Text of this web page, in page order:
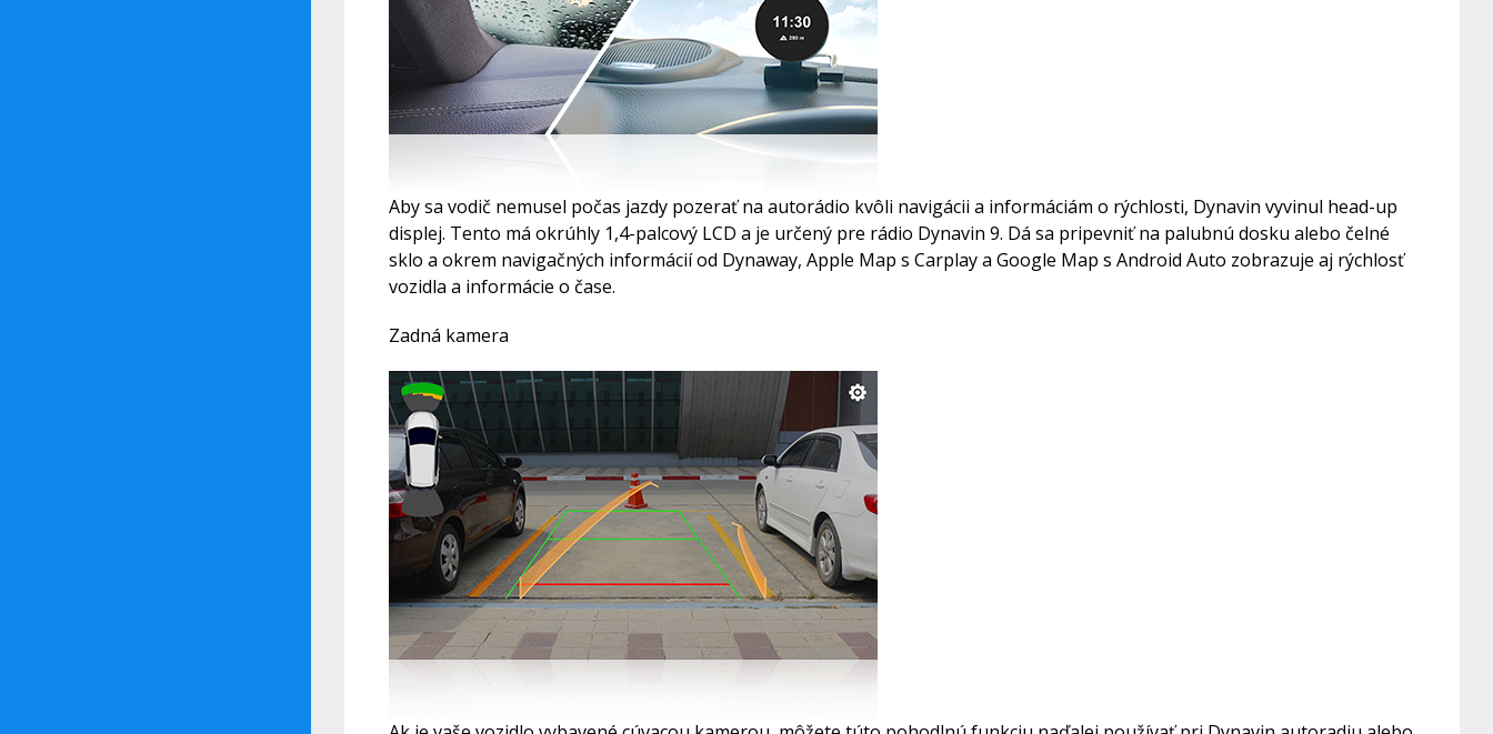
Aby sa vodič nemusel počas jazdy pozerať na autorádio kvôli navigácii a informáciám o rýchlosti, Dynavin vyvinul head-up
displej. Tento má okrúhly 1,4-palcový LCD a je určený pre rádio Dynavin 9. Dá sa pripevniť na palubnú dosku alebo čelné
sklo a okrem navigačných informácií od Dynaway, Apple Map s Carplay a Google Map s Android Auto zobrazuje aj rýchlosť
vozidla a informácie o čase.
Zadná kamera